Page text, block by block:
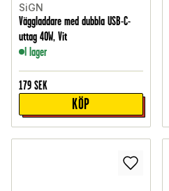
SiGN
Väggladdare med dubbla USB-C-
uttag 40W, Vit
I lager
179 SEK
KÖP